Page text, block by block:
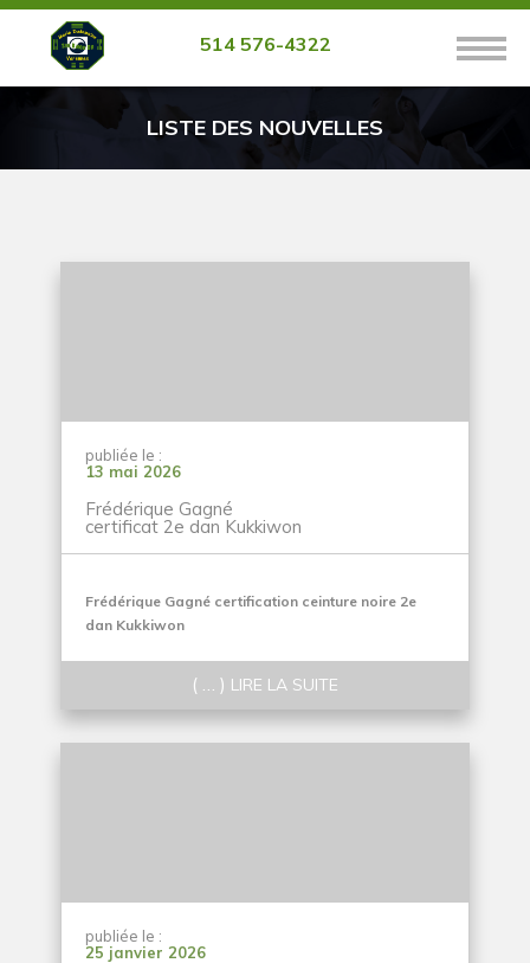
LISTE DES NOUVELLES
514 576-4322
Photos
Nouvelles
Inscriptions
publiée le :
13 mai 2026
Frédérique Gagné
certificat 2e dan Kukkiwon
Frédérique Gagné certification ceinture noire 2e
dan Kukkiwon
( … ) LIRE LA SUITE
publiée le :
25 janvier 2026